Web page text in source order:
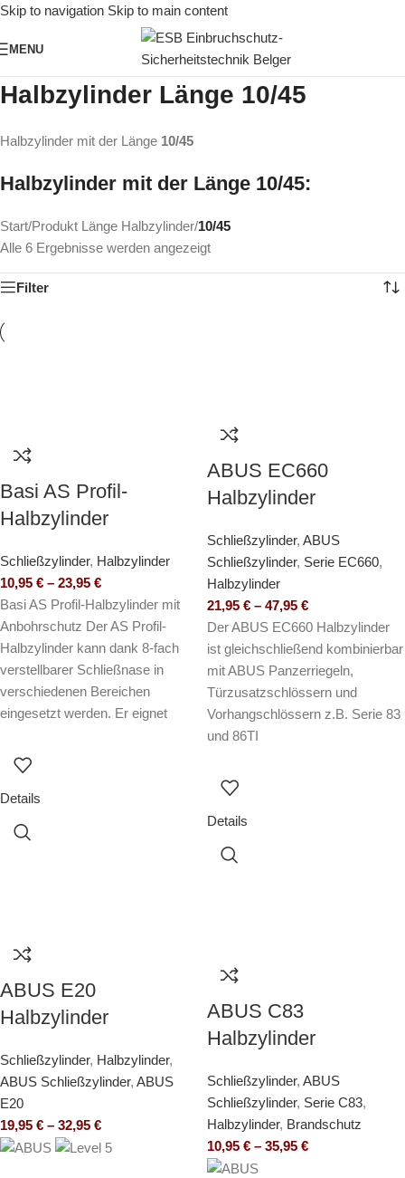
Skip to navigation Skip to main content
MENU
Halbzylinder Länge 10/45
Halbzylinder mit der Länge 10/45
Halbzylinder mit der Länge 10/45:
Start/Produkt Länge Halbzylinder/10/45
Alle 6 Ergebnisse werden angezeigt
Filter
Basi AS Profil-
Halbzylinder
Schließzylinder, Halbzylinder
10,95 € – 23,95 €
Basi AS Profil-Halbzylinder mit
Anbohrschutz Der AS Profil-
Halbzylinder kann dank 8-fach
verstellbarer Schließnase in
verschiedenen Bereichen
eingesetzt werden. Er eignet
Details
ABUS EC660
Halbzylinder
Schließzylinder, ABUS
Schließzylinder, Serie EC660,
Halbzylinder
21,95 € – 47,95 €
Der ABUS EC660 Halbzylinder
ist gleichschließend kombinierbar
mit ABUS Panzerriegeln,
Türzusatzschlössern und
Vorhangschlössern z.B. Serie 83
und 86TI
Details
ABUS E20
Halbzylinder
Schließzylinder, Halbzylinder,
ABUS Schließzylinder, ABUS
E20
19,95 € – 32,95 €
ABUS C83
Halbzylinder
Schließzylinder, ABUS
Schließzylinder, Serie C83,
Halbzylinder, Brandschutz
10,95 € – 35,95 €